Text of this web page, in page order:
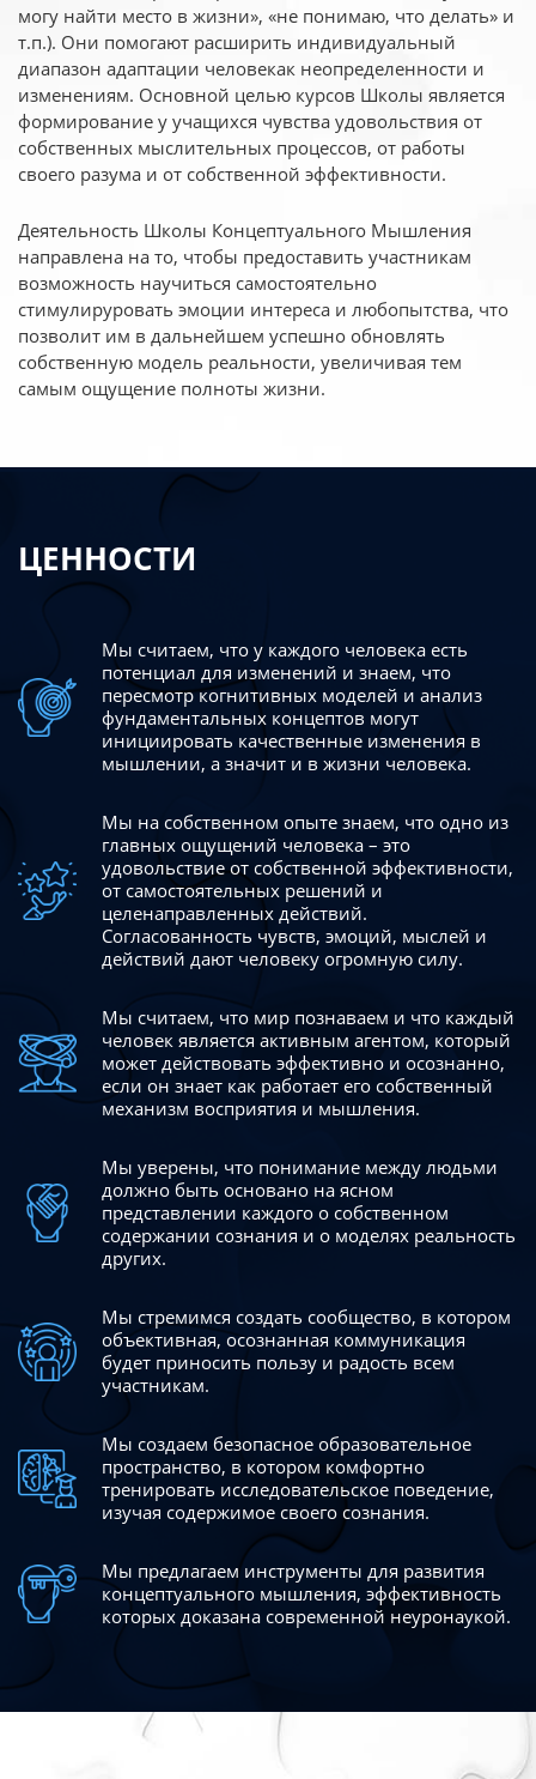
могу найти место в жизни», «не понимаю, что делать» и
т.п.). Они помогают расширить индивидуальный
диапазон адаптации человекак неопределенности и
изменениям. Основной целью курсов Школы является
формирование у учащихся чувства удовольствия от
собственных мыслительных процессов, от работы
своего разума и от собственной эффективности.
Деятельность Школы Концептуального Мышления
направлена на то, чтобы предоставить участникам
возможность научиться самостоятельно
стимулируровать эмоции интереса и любопытства, что
позволит им в дальнейшем успешно обновлять
собственную модель реальности, увеличивая тем
самым ощущение полноты жизни.
ЦЕННОСТИ
Мы считаем, что у каждого человека есть
потенциал для изменений и знаем, что
пересмотр когнитивных моделей и анализ
фундаментальных концептов могут
инициировать качественные изменения в
мышлении, а значит и в жизни человека.
Мы на собственном опыте знаем, что одно из
главных ощущений человека – это
удовольствие от собственной эффективности,
от самостоятельных решений и
целенаправленных действий.
Согласованность чувств, эмоций, мыслей и
действий дают человеку огромную силу.
Мы считаем, что мир познаваем и что каждый
человек является активным агентом, который
может действовать эффективно и осознанно,
если он знает как работает его собственный
механизм восприятия и мышления.
Мы уверены, что понимание между людьми
должно быть основано на ясном
представлении каждого о собственном
содержании сознания и о моделях реальность
других.
Мы стремимся создать сообщество, в котором
объективная, осознанная коммуникация
будет приносить пользу и радость всем
участникам.
Мы создаем безопасное образовательное
пространство, в котором комфортно
тренировать исследовательское поведение,
изучая содержимое своего сознания.
Мы предлагаем инструменты для развития
концептуального мышления, эффективность
которых доказана современной неуронаукой.